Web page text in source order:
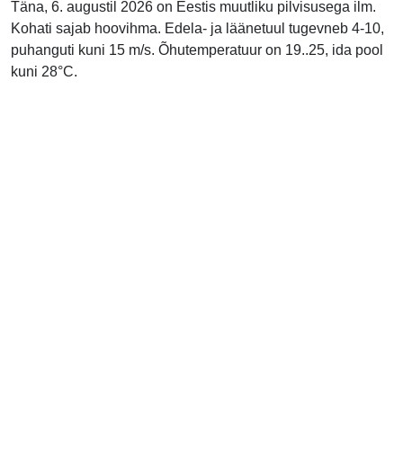
Täna, 6. augustil 2026 on Eestis muutliku pilvisusega ilm.
Kohati sajab hoovihma. Edela- ja läänetuul tugevneb 4-10,
puhanguti kuni 15 m/s. Õhutemperatuur on 19..25, ida pool
kuni 28°C.